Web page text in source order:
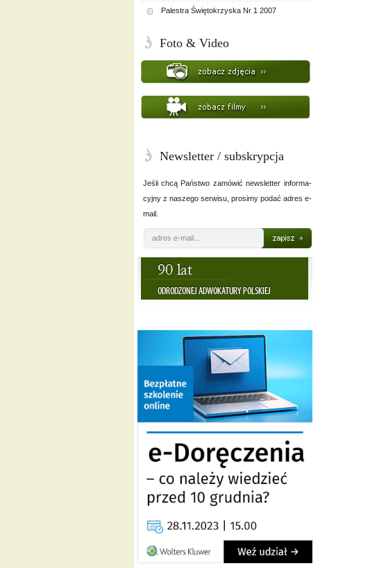
Palestra Świętokrzyska Nr 1 2007
Foto & Video
Newsletter / subskrypcja
Jeśli chcą Państwo zamówić newsletter informa-
cyjny z naszego serwisu, prosimy podać adres e-
mail.